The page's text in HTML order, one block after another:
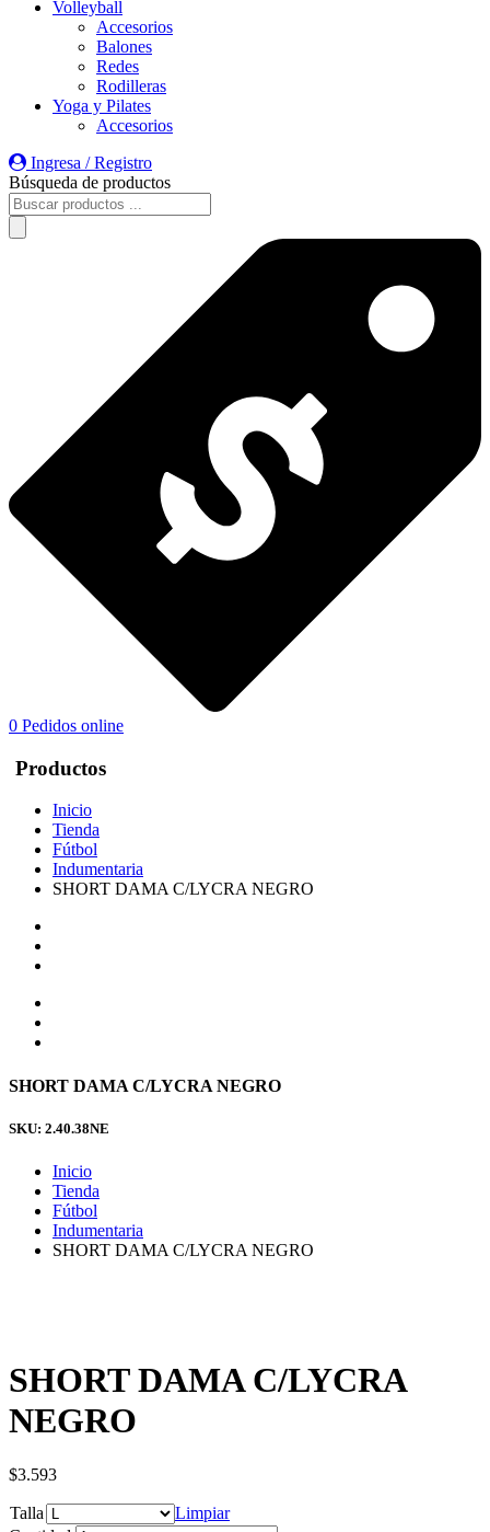
Volleyball
Accesorios
Balones
Redes
Rodilleras
Yoga y Pilates
Accesorios
Ingresa / Registro
Búsqueda de productos
0 Pedidos online
Productos
Inicio
Tienda
Fútbol
Indumentaria
SHORT DAMA C/LYCRA NEGRO
SHORT DAMA C/LYCRA NEGRO
SKU: 2.40.38NE
Inicio
Tienda
Fútbol
Indumentaria
SHORT DAMA C/LYCRA NEGRO
SHORT DAMA C/LYCRA
NEGRO
$3.593
Talla
Limpiar